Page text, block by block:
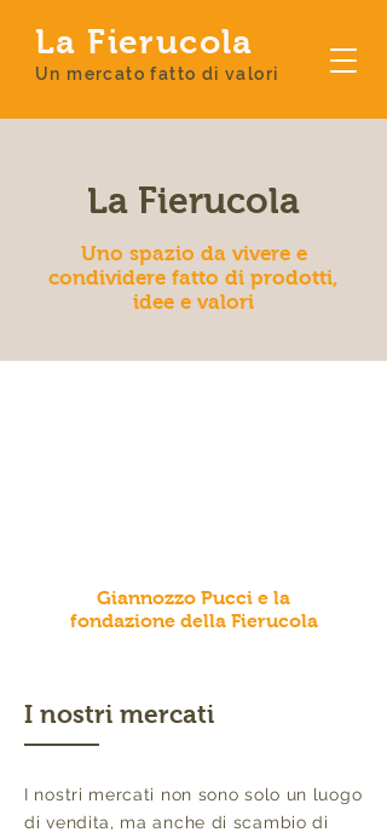
La Fierucola
Un mercato fatto di valori
La Fierucola
Uno spazio da vivere e
condividere fatto di prodotti,
idee e valori
Giannozzo Pucci e la
fondazione della Fierucola
I nostri mercati
I nostri mercati non sono solo un luogo
di vendita, ma anche di scambio di